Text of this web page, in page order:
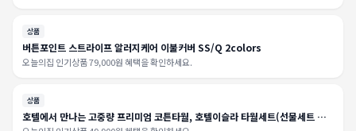
상품
버튼포인트 스트라이프 알러지케어 이불커버 SS/Q 2colors
오늘의집 인기상품 79,000원 혜택을 확인하세요.
상품
호텔에서 만나는 고중량 프리미엄 코튼타월, 호텔이슬라 타월세트(선물세트 포